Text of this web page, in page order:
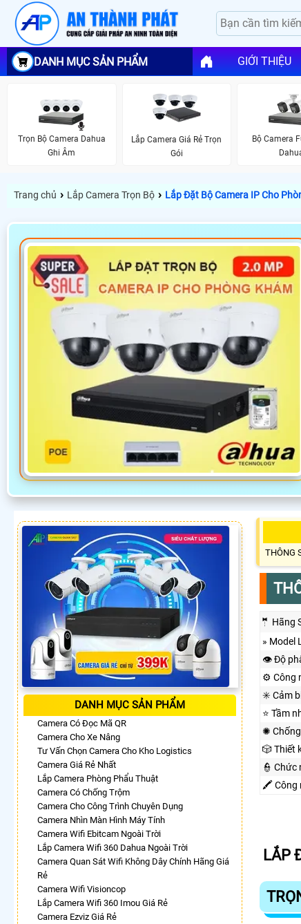
DANH MỤC SẢN PHẨM GIỚI THIỆU
Trọn Bộ Camera Dahua
Ghi Âm
Lắp Camera Giá Rẻ Trọn
Gói
Bộ Camera
Trang chủ › Lắp Camera Trọn Bộ › Lắp Đặt Bộ Camera IP Cho
DANH MỤC SẢN PHẨM
Camera Có Đọc Mã QR
Camera Cho Xe Nâng
Tư Vấn Chọn Camera Cho Kho Logistics
Camera Giá Rẻ Nhất
Lắp Camera Phòng Phẩu Thuật
Camera Có Chống Trộm
Camera Cho Công Trình Chuyên Dụng
Camera Nhìn Màn Hình Máy Tính
Camera Wifi Ebitcam Ngoài Trời
Lắp Camera Wifi 360 Dahua Ngoài Trời
Camera Quan Sát Wifi Không Dây Chính Hãng Giá
Rẻ
Camera Wifi Visioncop
Lắp Camera Wifi 360 Imou Giá Rẻ
Camera Ezviz Giá Rẻ
THÔNG
🤵 Hãng
» Model
👁 Độ
⚙ Công
✳️ Cảm
⭐ Tầm
✺
🎲 Thiết
👮 Chức
🖍 Công
LẮP